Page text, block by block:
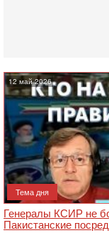
12 май 2026
Тема дня
Генералы КСИР не
Пакистанские